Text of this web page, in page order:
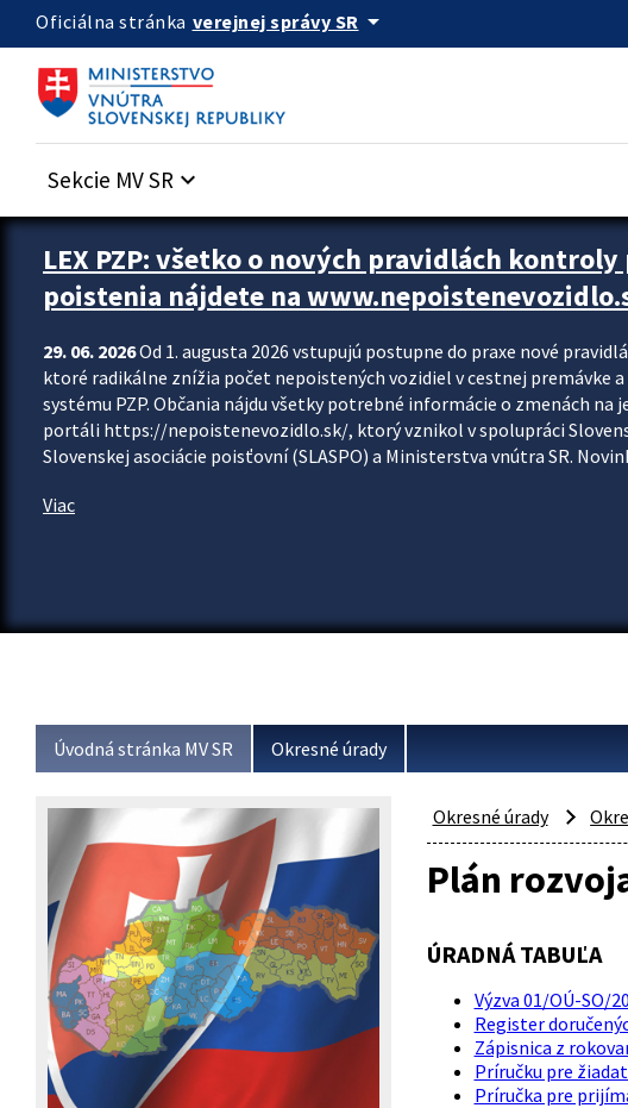
Preskocit na hlavný obsah
Oficiálna stránka verejnej správy SR arrow_drop_down
Sekcie MV SR keyboard_arrow_down
Zastavit automatický posun upútavok
LEX PZP: všetko o nových pravidlách
poistenia nájdete na
29. 06. 2026Od 1. augusta 2026 vstupujú postupne do praxe nové
ktoré radikálne znížia počet nepoistených vozidiel v cestnej premávke
systému PZP. Občania nájdu všetky potrebné informácie o zmenách
portáli https://nepoistenevozidlo.sk/, ktorý vznikol v spolupráci
Slovenskej asociácie poisťovní (SLASPO) a Ministerstva vnútra SR.
Viac
Úvodná stránka MV SR Okresné úrady
Okresné úrady
Plán
ÚRADNÁ TABUĽA
Výzva 01/OÚ-SO/
Register
Zápisnica z
Príručku pre
Príručka pre